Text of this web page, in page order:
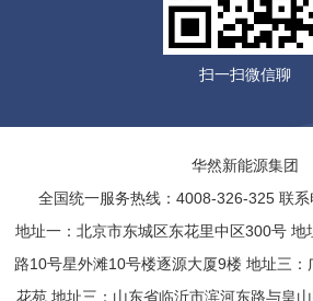
扫一扫微信聊
华然新能源集团
全国统一服务热线：4008-326-325 联
地址一：北京市东城区东花里中区300号 地
路10号星外滩10号楼逐源大厦9楼 地址三
花苑 地址三：山东省临沂市滨河东路与皇